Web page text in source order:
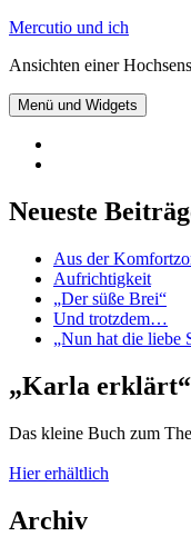
Zum
springen
Mercutio und ich
Ansichten einer
Menü und Widgets
Neueste
Aus der
Aufrichtigkeit
„Der süße Brei“
Und trotzdem…
„Nun hat die liebe
„Karla erklärt“
Das kleine Buch zum
Hier erhältlich
Archiv